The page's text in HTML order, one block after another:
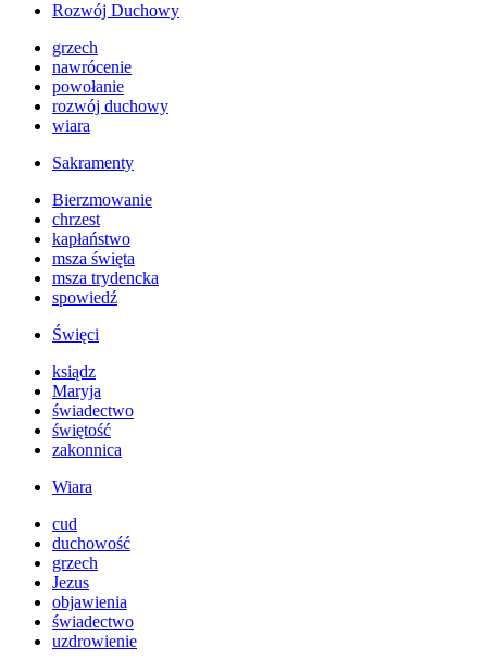
Rozwój Duchowy
grzech
nawrócenie
powołanie
rozwój duchowy
wiara
Sakramenty
Bierzmowanie
chrzest
kapłaństwo
msza święta
msza trydencka
spowiedź
Święci
ksiądz
Maryja
świadectwo
świętość
zakonnica
Wiara
cud
duchowość
grzech
Jezus
objawienia
świadectwo
uzdrowienie